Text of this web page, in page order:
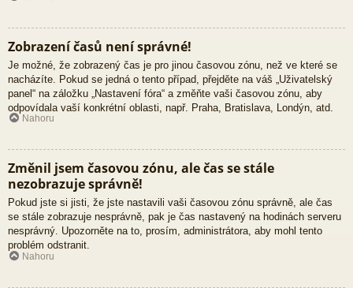
Zobrazení časů není správné!
Je možné, že zobrazený čas je pro jinou časovou zónu, než ve které se
nacházíte. Pokud se jedná o tento případ, přejděte na váš „Uživatelský
panel“ na záložku „Nastavení fóra“ a změňte vaši časovou zónu, aby
odpovídala vaší konkrétní oblasti, např. Praha, Bratislava, Londýn, atd.
Nahoru
Změnil jsem časovou zónu, ale čas se stále
nezobrazuje správně!
Pokud jste si jisti, že jste nastavili vaši časovou zónu správně, ale čas
se stále zobrazuje nesprávně, pak je čas nastavený na hodinách serveru
nesprávný. Upozorněte na to, prosím, administrátora, aby mohl tento
problém odstranit.
Nahoru